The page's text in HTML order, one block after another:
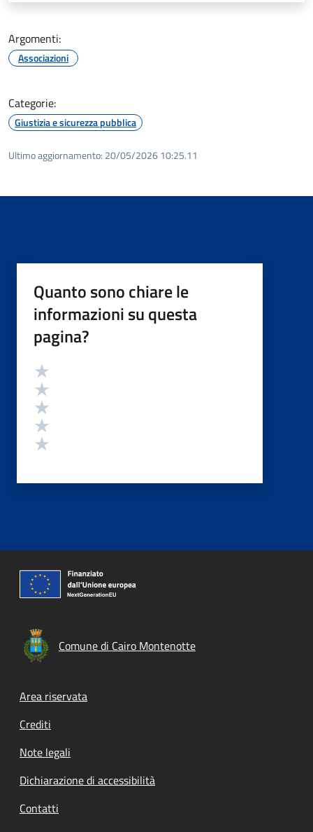
Argomenti:
Associazioni
Categorie:
Giustizia e sicurezza pubblica
Ultimo aggiornamento: 20/05/2026 10:25.11
Quanto sono chiare le
informazioni su questa
pagina?
Valutazione
Comune di Cairo Montenotte
Footer menu
Area riservata
Crediti
Note legali
Dichiarazione di accessibilità
Contatti